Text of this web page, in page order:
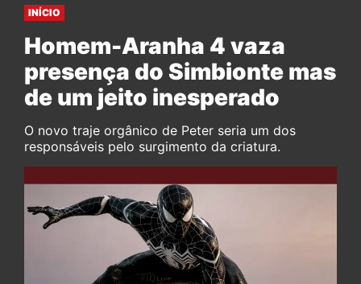
INÍCIO
Homem-Aranha 4 vaza
presença do Simbionte mas
de um jeito inesperado
O novo traje orgânico de Peter seria um dos
responsáveis pelo surgimento da criatura.